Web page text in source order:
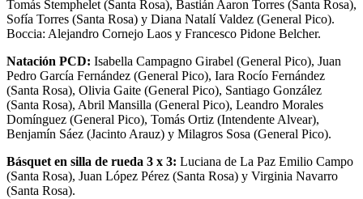
Tomás Stemphelet (Santa Rosa), Bastián Aaron Torres (Santa Rosa),
Sofía Torres (Santa Rosa) y Diana Natalí Valdez (General Pico).
Boccia: Alejandro Cornejo Laos y Francesco Pidone Belcher.
Natación PCD: Isabella Campagno Girabel (General Pico), Juan
Pedro García Fernández (General Pico), Iara Rocío Fernández
(Santa Rosa), Olivia Gaite (General Pico), Santiago González
(Santa Rosa), Abril Mansilla (General Pico), Leandro Morales
Domínguez (General Pico), Tomás Ortiz (Intendente Alvear),
Benjamín Sáez (Jacinto Arauz) y Milagros Sosa (General Pico).
Básquet en silla de rueda 3 x 3: Luciana de La Paz Emilio Campo
(Santa Rosa), Juan López Pérez (Santa Rosa) y Virginia Navarro
(Santa Rosa).